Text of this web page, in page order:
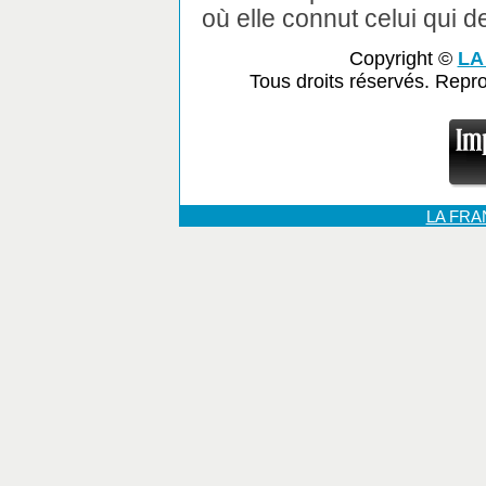
où elle connut celui qui
Copyright ©
Tous droits réservés.
LA